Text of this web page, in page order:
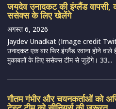
जयदेव उनादकट की इंग्लैंड वापसी,
ससेक्स के लिए खेलेंगे
अगस्त 6, 2026
Jaydev Unadkat (Image credit
उनादकट एक बार फिर इंग्लैंड रवाना होने
मुकाबलों के लिए ससेक्स टीम से जुड़ेंगे। 33...
गौतम गंभीर और चयनकर्ताओं को